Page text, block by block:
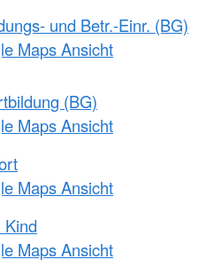
und Betr.-Einr. (BG)
Maps Ansicht
(BG)
Maps Ansicht
Maps Ansicht
Kind
Maps Ansicht